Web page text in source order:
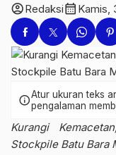
account_circleRedaksicalendar_month Kamis,
infoAtur ukuran teks
pengalaman
Kurangi
Stockpile Batu Bara